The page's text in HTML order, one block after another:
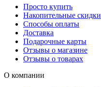
Просто купить
Накопительные скидки
Способы оплаты
Доставка
Подарочные карты
Отзывы о магазине
Отзывы о товарах
О компании